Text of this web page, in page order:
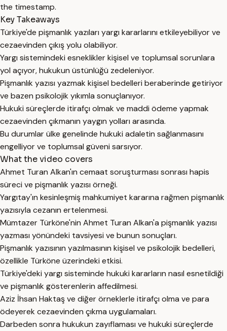
the timestamp.
Key Takeaways
Türkiye'de pişmanlık yazıları yargı kararlarını etkileyebiliyor ve
cezaevinden çıkış yolu olabiliyor.
Yargı sistemindeki esneklikler kişisel ve toplumsal sorunlara
yol açıyor, hukukun üstünlüğü zedeleniyor.
Pişmanlık yazısı yazmak kişisel bedelleri beraberinde getiriyor
ve bazen psikolojik yıkımla sonuçlanıyor.
Hukuki süreçlerde itirafçı olmak ve maddi ödeme yapmak
cezaevinden çıkmanın yaygın yolları arasında.
Bu durumlar ülke genelinde hukuki adaletin sağlanmasını
engelliyor ve toplumsal güveni sarsıyor.
What the video covers
Ahmet Turan Alkan'ın cemaat soruşturması sonrası hapis
süreci ve pişmanlık yazısı örneği.
Yargıtay'ın kesinleşmiş mahkumiyet kararına rağmen pişmanlık
yazısıyla cezanın ertelenmesi.
Mümtazer Türköne'nin Ahmet Turan Alkan'a pişmanlık yazısı
yazması yönündeki tavsiyesi ve bunun sonuçları.
Pişmanlık yazısının yazılmasının kişisel ve psikolojik bedelleri,
özellikle Türköne üzerindeki etkisi.
Türkiye'deki yargı sisteminde hukuki kararların nasıl esnetildiği
ve pişmanlık gösterenlerin affedilmesi.
Aziz İhsan Haktaş ve diğer örneklerle itirafçı olma ve para
ödeyerek cezaevinden çıkma uygulamaları.
Darbeden sonra hukukun zayıflaması ve hukuki süreçlerde